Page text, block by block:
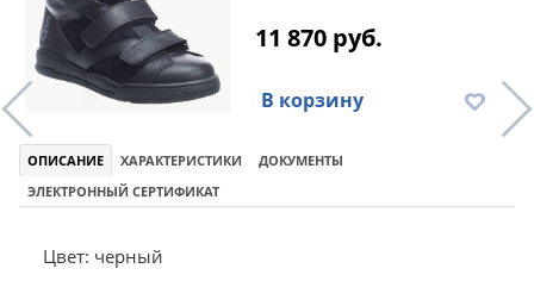
11 870 руб.
В корзину
ОПИСАНИЕ ХАРАКТЕРИСТИКИ
ДОКУМЕНТЫ
ЭЛЕКТРОННЫЙ СЕРТИФИКАТ
Цвет: черный